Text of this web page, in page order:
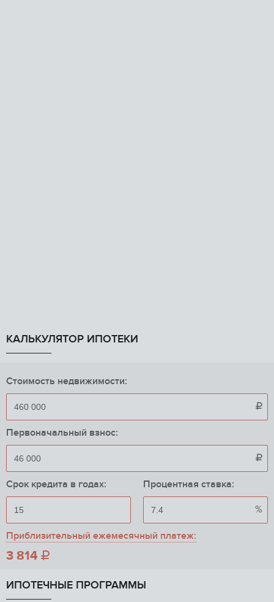
КАЛЬКУЛЯТОР ИПОТЕКИ
Стоимость недвижимости:

Первоначальный взнос:

Срок кредита в годах: Процентная ставка:
%
Приблизительный ежемесячный платеж:
3 814 
ИПОТЕЧНЫЕ ПРОГРАММЫ